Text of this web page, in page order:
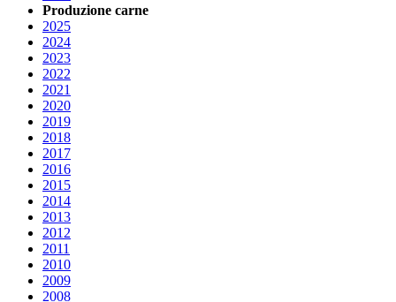
Produzione carne
2025
2024
2023
2022
2021
2020
2019
2018
2017
2016
2015
2014
2013
2012
2011
2010
2009
2008